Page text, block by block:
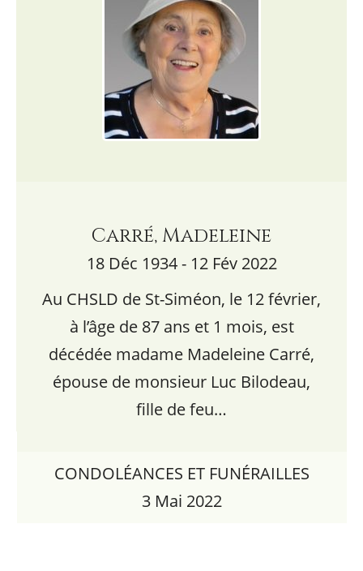
Carré, Madeleine
18 Déc 1934 - 12 Fév 2022
Au CHSLD de St-Siméon, le 12 février,
à l’âge de 87 ans et 1 mois, est
décédée madame Madeleine Carré,
épouse de monsieur Luc Bilodeau,
fille de feu…
CONDOLÉANCES ET FUNÉRAILLES
3 Mai 2022